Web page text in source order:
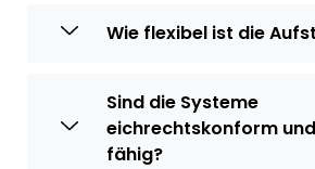
Wie flexibel ist die
Sind die Systeme
eichrechtskonform
fähig?